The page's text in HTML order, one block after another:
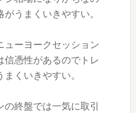
うまくいきやすい。
ューヨークセッション
信憑性があるのでトレ
くいきやすい。
の終盤では一気に取引